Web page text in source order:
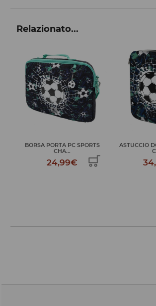
Relazionato...
PORTA PC SPORTS
ASTUCCIO DOPPIO SPORTS